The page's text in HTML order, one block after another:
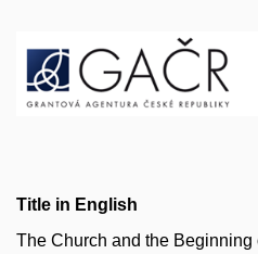
Title in English
The Church and the Beginning